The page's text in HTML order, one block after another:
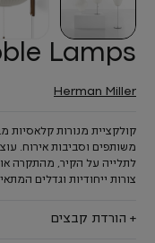
Lamps
Herman Miller
לתלייה על הקיר, מהתקרה
צורות ייחודיות וגדלים המתאימים
+ הורדת קבצים